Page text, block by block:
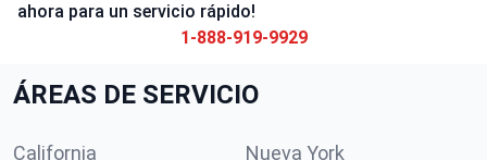
ahora para un servicio rápido!
1-888-919-9929
ÁREAS DE SERVICIO
California Nueva York